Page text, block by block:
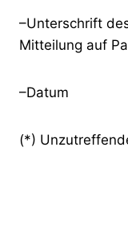
–Unterschrift
Mitteilung auf
–Datum
(*)